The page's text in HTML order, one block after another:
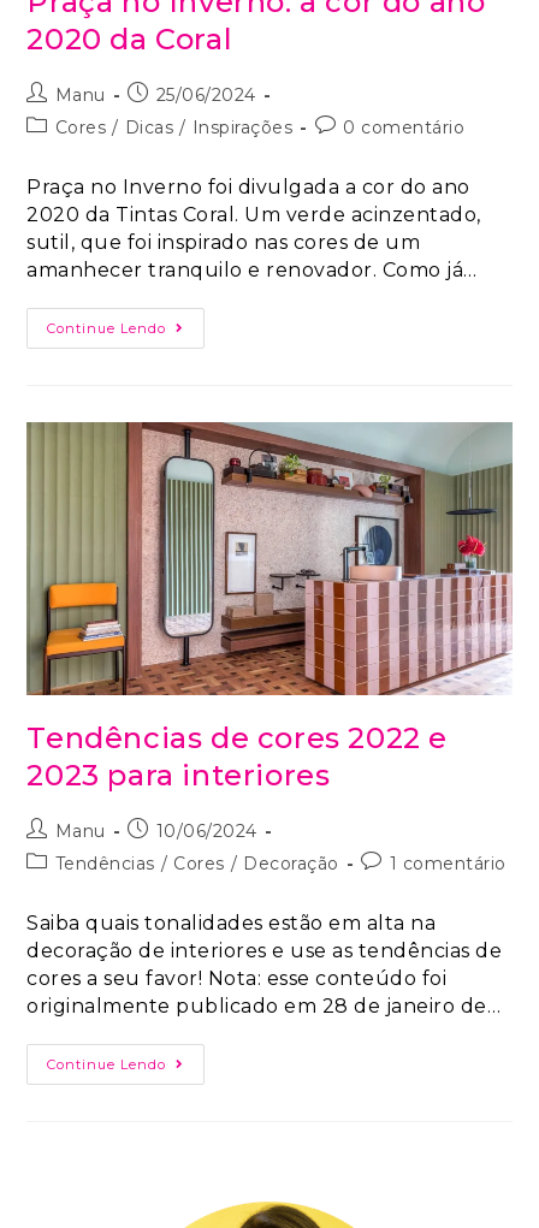
2020 da Coral
Manu
25/06/2024
Cores / Dicas / Inspirações 0 comentário
Praça no Inverno foi divulgada a cor do ano
2020 da Tintas Coral. Um verde acinzentado,
sutil, que foi inspirado nas cores de um
amanhecer tranquilo e renovador. Como já…
Continue Lendo
Tendências de cores 2022 e
2023 para interiores
Manu
10/06/2024
Tendências / Cores / Decoração 1 comentário
Saiba quais tonalidades estão em alta na
decoração de interiores e use as tendências de
cores a seu favor! Nota: esse conteúdo foi
originalmente publicado em 28 de janeiro de…
Continue Lendo